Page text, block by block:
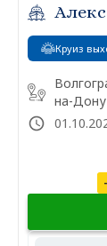
Круиз
на-Дону